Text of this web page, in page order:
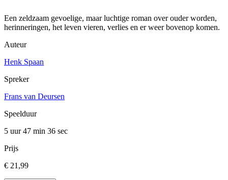
Een zeldzaam gevoelige, maar luchtige roman over ouder worden,
herinneringen, het leven vieren, verlies en er weer bovenop komen.
Auteur
Henk Spaan
Spreker
Frans van Deursen
Speelduur
5 uur 47 min 36 sec
Prijs
€ 21,99